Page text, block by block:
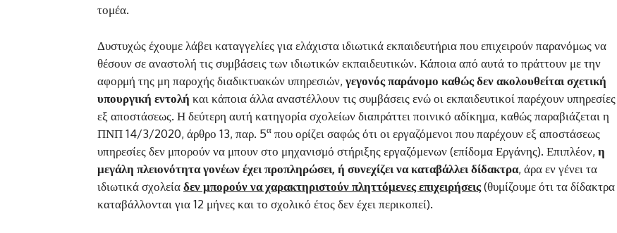
τομέα.
Δυστυχώς έχουμε λάβει καταγγελίες για ελάχιστα ιδιωτικά εκπαιδευτήρια που επιχειρούν παρανόμως να
θέσουν σε αναστολή τις συμβάσεις των ιδιωτικών εκπαιδευτικών. Κάποια από αυτά το πράττουν με την
αφορμή της μη παροχής διαδικτυακών υπηρεσιών, γεγονός παράνομο καθώς δεν ακολουθείται σχετική
υπουργική εντολή και κάποια άλλα αναστέλλουν τις συμβάσεις ενώ οι εκπαιδευτικοί παρέχουν υπηρεσίες
εξ αποστάσεως. Η δεύτερη αυτή κατηγορία σχολείων διαπράττει ποινικό αδίκημα, καθώς παραβιάζεται η
ΠΝΠ 14/3/2020, άρθρο 13, παρ. 5α που ορίζει σαφώς ότι οι εργαζόμενοι που παρέχουν εξ αποστάσεως
υπηρεσίες δεν μπορούν να μπουν στο μηχανισμό στήριξης εργαζόμενων (επίδομα Εργάνης). Επιπλέον, η
μεγάλη πλειονότητα γονέων έχει προπληρώσει, ή συνεχίζει να καταβάλλει δίδακτρα, άρα εν γένει τα
ιδιωτικά σχολείαδεν μπορούν να χαρακτηριστούν πληττόμενες επιχειρήσεις(θυμίζουμε ότι τα δίδακτρα
καταβάλλονται για 12 μήνες και το σχολικό έτος δεν έχει περικοπεί).